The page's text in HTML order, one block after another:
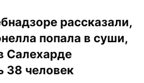
рассказали,
попала в суши,
Салехарде
38 человек